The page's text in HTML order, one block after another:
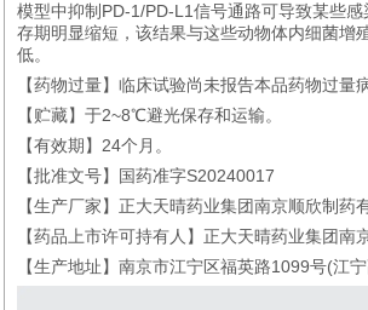
模型中抑制PD-1/PD-L1信号通路可导致某些
存期明显缩短，该结果与这些动物体内细菌增
低。
【药物过量】临床试验尚未报告本品药物过
【贮藏】于2~8℃避光保存和运输。
【有效期】24个月。
【批准文号】国药准字S20240017
【生产厂家】正大天晴药业集团南京顺欣制药
【药品上市许可持有人】正大天晴药业集团南
【生产地址】南京市江宁区福英路1099号(江